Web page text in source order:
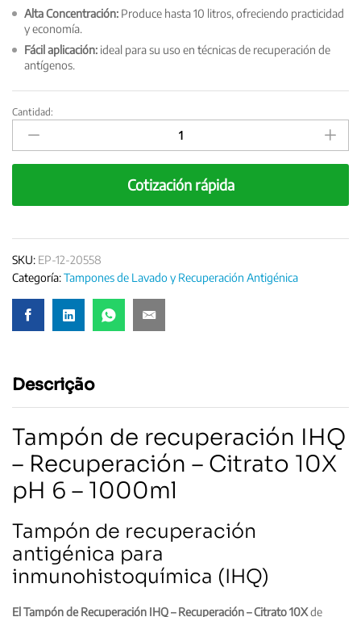
Alta Concentración: Produce hasta 10 litros, ofreciendo practicidad
y economía.
Fácil aplicación: ideal para su uso en técnicas de recuperación de
antígenos.
Tampón
recuperación
IHQ
Recuperación
Citrato
10x
Ph
quantity
Cantidad:
Cotización rápida
SKU: EP-12-20558
Categoría:Tampones de Lavado y Recuperación Antigénica
Descrição
Tampón de recuperación IHQ
– Recuperación – Citrato 10X
pH 6 – 1000ml
Tampón de recuperación
antigénica para
inmunohistoquímica (IHQ)
El Tampón de Recuperación IHQ – Recuperación – Citrato 10Xde